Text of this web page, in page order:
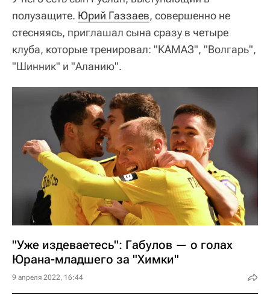
полузащите. Юрий Газзаев, совершенно не
стесняясь, приглашал сына сразу в четыре
клуба, которые тренировал: "КАМАЗ", "Волгарь",
"Шинник" и "Аланию".
"Уже издеваетесь": Габулов — о голах
Юрана-младшего за "Химки"
9 апреля 2022, 16:44